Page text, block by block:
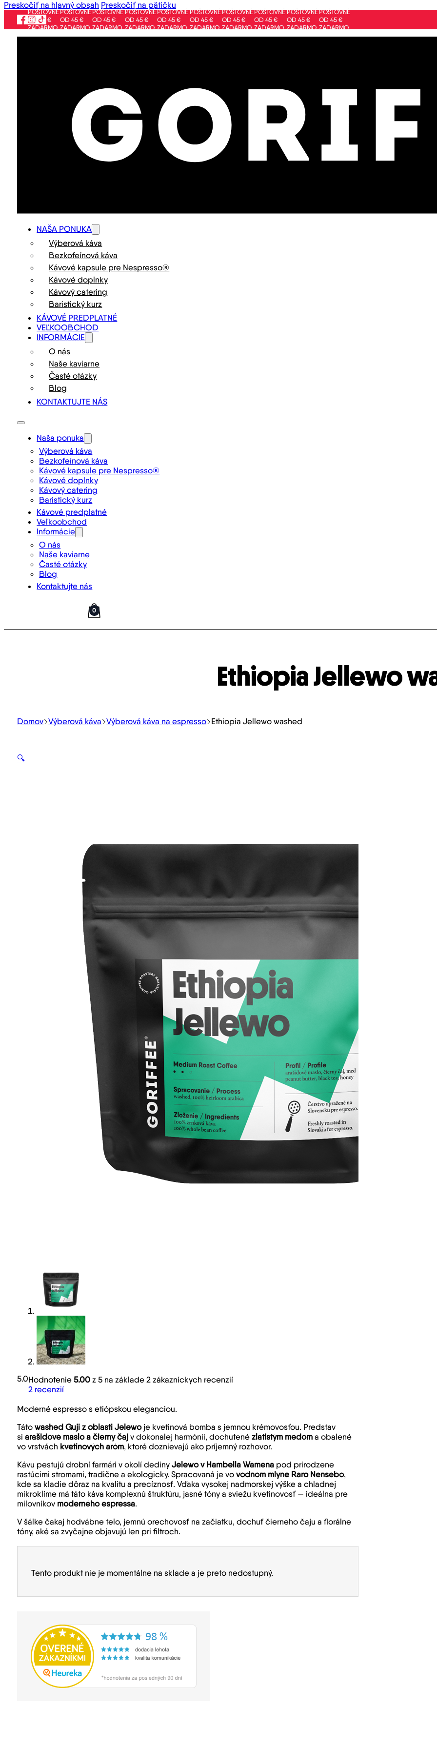
Preskočiť na hlavný obsah Preskočiť na pätičku
POŠTOVNÉ
OD 45 €
ZADARMO
POŠTOVNÉ
OD 45 €
ZADARMO
POŠTOVNÉ
OD 45 €
ZADARMO
POŠTOVNÉ
OD 45 €
ZADARMO
POŠTOVNÉ
OD 45 €
ZADARMO
POŠTOVNÉ
OD 45 €
ZADARMO
POŠTOVNÉ
OD 45 €
ZADARMO
POŠTOVNÉ
OD 45 €
ZADARMO
POŠTOVNÉ
OD 45 €
ZADARMO
POŠTOVNÉ
OD 45 €
ZADARMO
NAŠA PONUKA
Výberová káva
Bezkofeínová káva
Kávové kapsule pre Nespresso®
Kávové doplnky
Kávový catering
Baristický kurz
KÁVOVÉ PREDPLATNÉ
VEĽKOOBCHOD
INFORMÁCIE
O nás
Naše kaviarne
Časté otázky
Blog
KONTAKTUJTE NÁS
Naša ponuka
Výberová káva
Bezkofeínová káva
Kávové kapsule pre Nespresso®
Kávové doplnky
Kávový catering
Baristický kurz
Kávové predplatné
Veľkoobchod
Informácie
O nás
Naše kaviarne
Časté otázky
Blog
Kontaktujte nás
0
Ethiopia Jellewo
Domov Výberová káva Výberová káva na espresso Ethiopia Jellewo washed
🔍
5.0Hodnotenie5.00 z 5 na základe2 zákazníckych recenzií
2 recenzií
Moderné espresso s etiópskou eleganciou.
Tátowashed Guji z oblasti Jelewoje kvetinová bomba s jemnou krémovosťou. Predstav
siarašidové maslo a čierny čaj v dokonalej harmónii, dochutenézlatistým medom a obalené
vo vrstvách kvetinových aróm, ktoré doznievajú ako príjemný rozhovor.
Kávu pestujú drobní farmári v okolí dedinyJelewo v Hambella Wamena pod prirodzene
rastúcimi stromami, tradične a ekologicky. Spracovaná je vovodnom mlyne Raro Nensebo,
kde sa kladie dôraz na kvalitu a precíznosť. Vďaka vysokej nadmorskej výške a chladnej
mikroklíme má táto káva komplexnú štruktúru, jasné tóny a sviežu kvetinovosť — ideálna pre
milovníkov moderného espressa.
V šálke čakaj hodvábne telo, jemnú orechovosť na začiatku, dochuť čierneho čaju a florálne
tóny, aké sa zvyčajne objavujú len pri filtroch.
Tento produkt nie je momentálne na sklade a je preto nedostupný.